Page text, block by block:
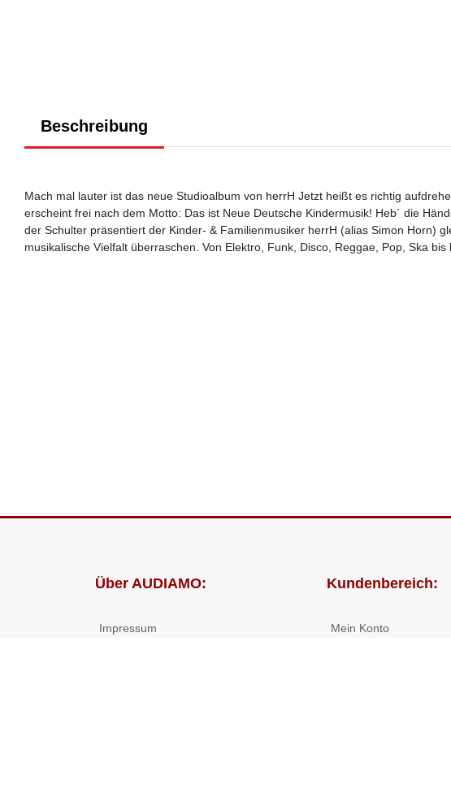
Beschreibung
Mach mal lauter ist das neue Studioalbum von herrH Jetzt heißt es richtig
erscheint frei nach dem Motto: Das ist Neue Deutsche Kindermusik! Heb´ die
der Schulter präsentiert der Kinder- & Familienmusiker herrH (alias Simon Horn)
musikalische Vielfalt überraschen. Von Elektro, Funk, Disco, Reggae, Pop, Ska
Über AUDIAMO:
Impressum
Kundenbereich:
Mein Konto